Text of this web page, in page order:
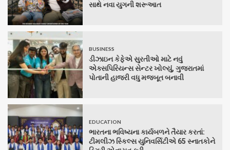
સાથે નવા યુગની શરૂઆત
BUSINESS
ડીઝાઇન કેફેએ સુરતીઓ માટે નવું
એક્સપિરિયન્સ સેન્ટર ખોલ્યું, ગુજરાતમાં
પોતાની હાજરી વધુ મજબૂત બનાવી
EDUCATION
ભારતના ભવિષ્યના કાર્યબળને તૈયાર કરતાં:
ટીમલીઝ સ્કિલ્સ યુનિવર્સિટીએ 65 સ્નાતકોને